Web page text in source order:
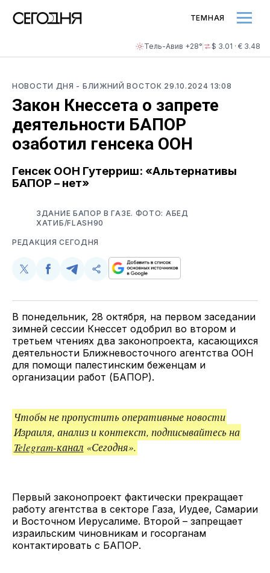
Тель-Авив +28° $ 3.01 · € 3.48
ТЕМНАЯ
НОВОСТИ ДНЯ - БЛИЖНИЙ ВОСТОК 29.10.2024 13:08
Закон Кнессета о запрете
деятельности БАПОР
озаботил генсека ООН
Генсек ООН Гутерриш: «Альтернативы
БАПОР – нет»
ЗДАНИЕ БАПОР В ГАЗЕ. ФОТО: АБЕД
ХАТИБ/FLASH90
РЕДАКЦИЯ СЕГОДНЯ
Поделиться
Twitter
Поделиться
Facebook
Поделиться
Telegram
Скопируйте
поделитесь
ссылкой
В понедельник, 28 октября, на первом заседании
зимней сессии Кнессет одобрил во втором и
третьем чтениях два законопроекта, касающихся
деятельности Ближневосточного агентства ООН
для помощи палестинским беженцам и
организации работ (БАПОР).
Чтобы не пропустить оперативные новости
Израиля, анализ и контекст, подписывайтесь на
Telegram-канал «Сегодня».
Первый законопроект фактически прекращает
работу агентства в секторе Газа, Иудее, Самарии
и Восточном Иерусалиме. Второй – запрещает
израильским чиновникам и госорганам
контактировать с БАПОР.